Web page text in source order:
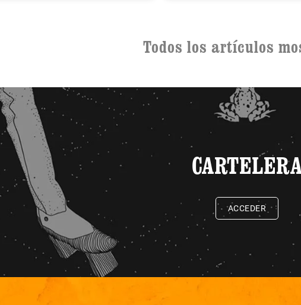
Todos los artículos
ACCEDER